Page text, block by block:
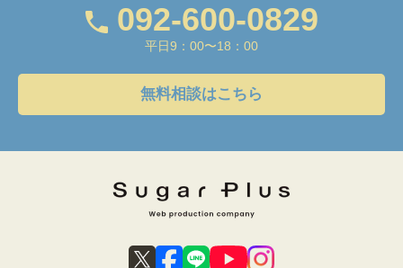
092-600-0829
平日9：00〜18：00
無料相談はこちら